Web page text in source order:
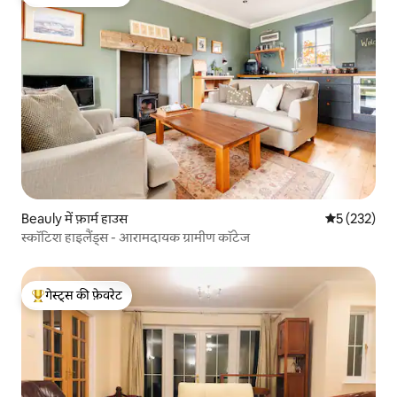
Beauly में फ़ार्म हाउस औसत रेटिंग 5
5 (232)
स्कॉटिश हाइलैंड्स - आरामदायक ग्रामीण कॉटेज
गेस्ट्स का टॉप फ़ेवरेट
गेस्ट्स की फ़ेवरेट